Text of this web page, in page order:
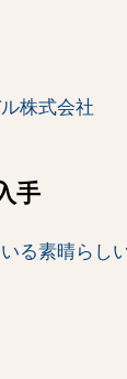
株式会社
手
る素晴らし